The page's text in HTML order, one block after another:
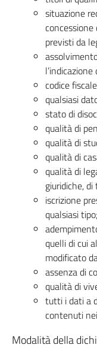
situazione
previsti da
codice
qualsiasi
stato di
qualità di
qualità di
qualità di
qualità di
giuridiche,
iscrizione
qualsiasi tipo;
quelli di cui
modificato
assenza di
qualità di
tutti i dati a
contenuti
Modalità della